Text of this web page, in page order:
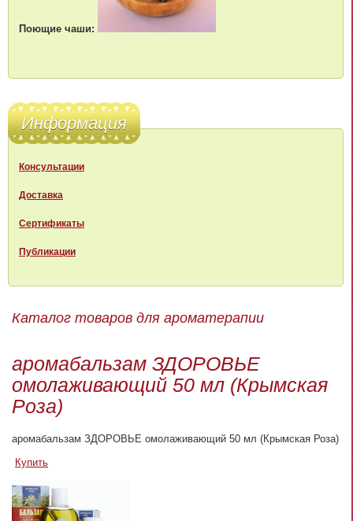
Поющие чаши:
Информация
Консультации
Доставка
Сертификаты
Публикации
Каталог товаров для ароматерапии
аромабальзам ЗДОРОВЬЕ
омолаживающий 50 мл (Крымская
Роза)
аромабальзам ЗДОРОВЬЕ омолаживающий 50 мл (Крымская Роза)
Купить